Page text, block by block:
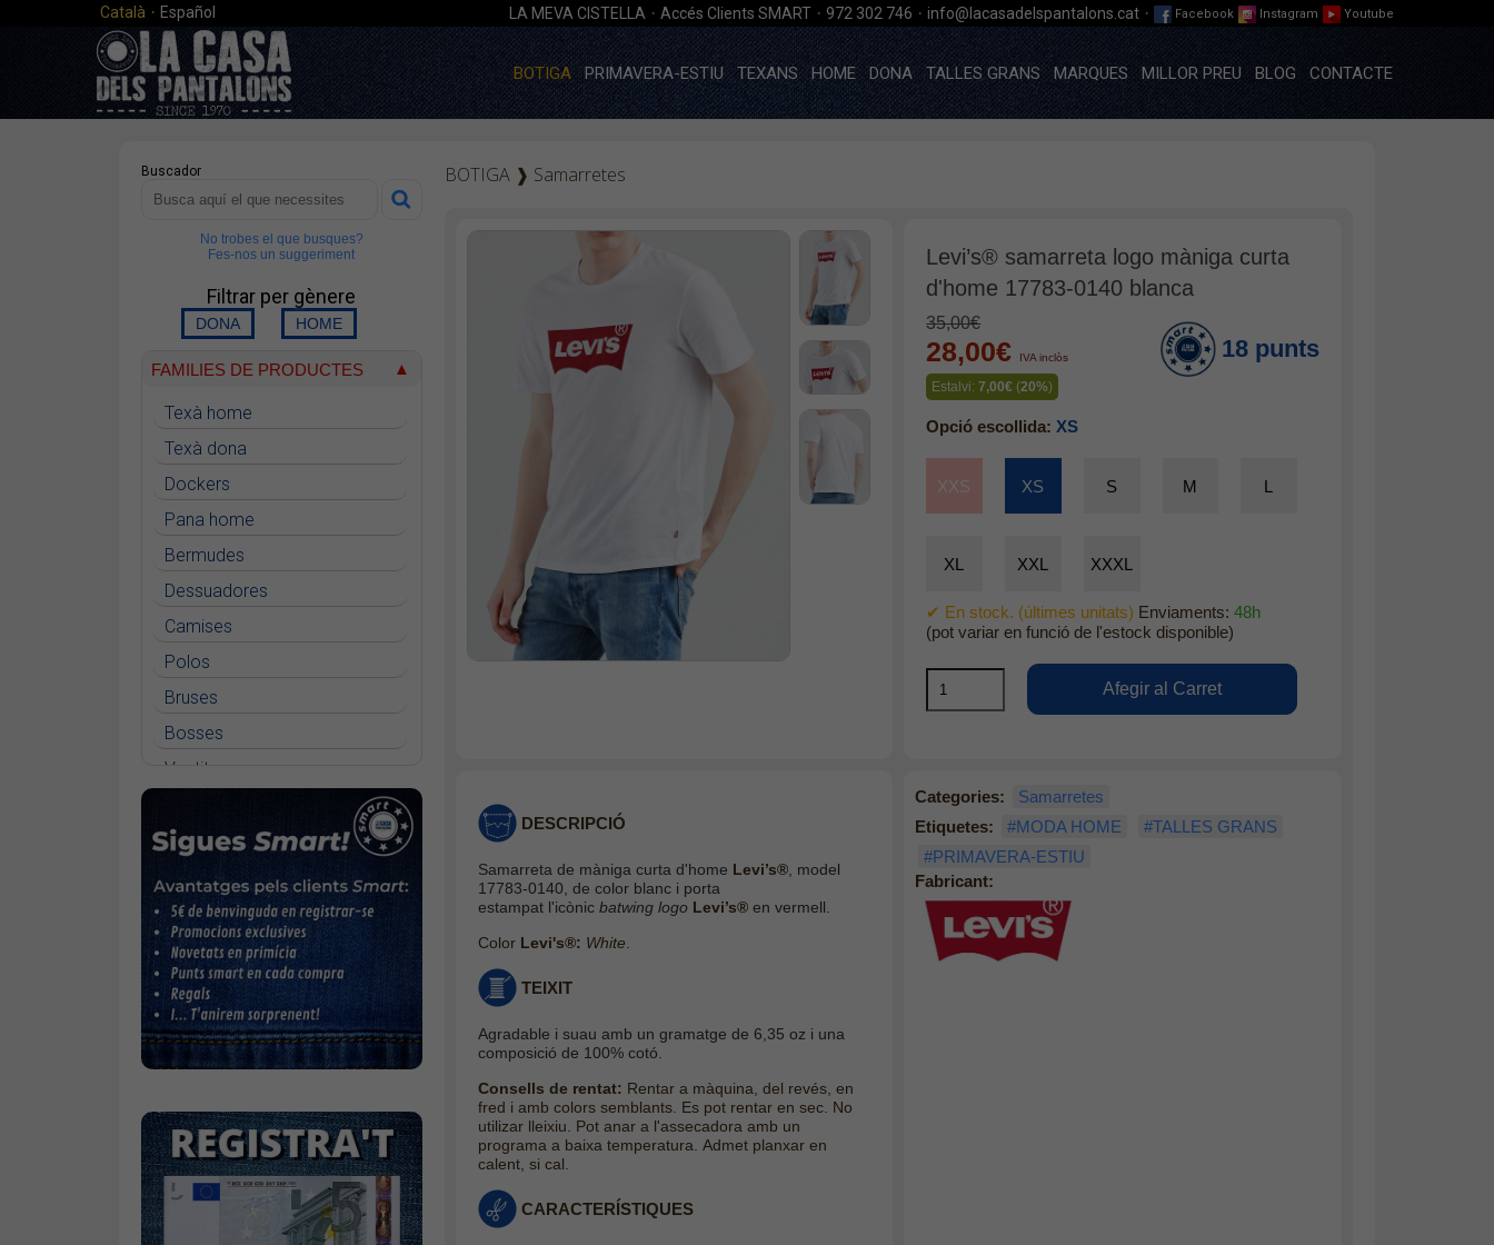
Català · Español LA MEVA CISTELLA · Accés Clients SMART · 972 302 746 · info@lacasadelspantalons.cat · Facebook Instagram Youtube
BOTIGA PRIMAVERA-ESTIU TEXANS HOME DONA TALLES GRANS MARQUES MILLOR PREU BLOG CONTACTE
Buscador
No trobes el que busques?
Fes-nos un suggeriment
Filtrar per gènere
FAMILIES DE PRODUCTES
Texà home
Texà dona
Dockers
Pana home
Bermudes
Dessuadores
Camises
Polos
Bruses
Bosses
Vestits
Jerseis
Jaquetes
Accessoris
Cinturons
Bufandes i mocadors
Calçat
Gavardina estiu home
Mitjons
Pana dona
Roba interior
BOTIGA ❱ Samarretes
Levi’s® samarreta logo màniga curta
d'home 17783-0140 blanca
35,00€
28,00€ IVA inclòs
Estalvi:7,00€ (20%)
18 punts
Opció escollida: XS
XXS XS S M L
XL XXL XXXL
✔ En stock. (últimes unitats) Enviaments:48h
(pot variar en funció de l'estock disponible)
DESCRIPCIÓ
Samarreta de màniga curta d'home Levi’s®, model
17783-0140, de color blanc i porta
estampat l'icònic batwing logo Levi’s®en vermell.
Color Levi's®: White.
TEIXIT
Agradable i suau amb un gramatge de 6,35 oz i una
composició de 100% cotó.
Consells de rentat: Rentar a màquina, del revés, en
fred i amb colors semblants. Es pot rentar en sec. No
utilizar lleixiu. Pot anar a l'assecadora amb un
programa a baixa temperatura. Admet planxar en
calent, si cal.
CARACTERÍSTIQUES
Categories:
Samarretes
Etiquetes:
#MODA HOME
#TALLES GRANS
#PRIMAVERA-ESTIU
Fabricant: